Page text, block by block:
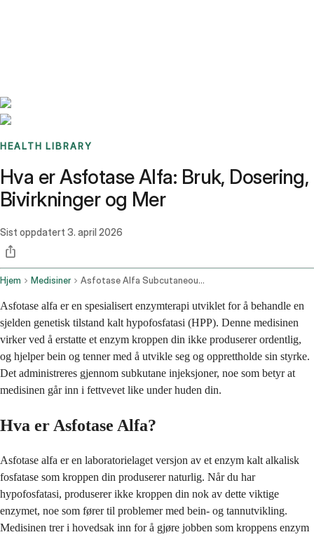
HEALTH LIBRARY
Hva er Asfotase Alfa: Bruk, Dosering,
Bivirkninger og Mer
Sist oppdatert 3. april 2026
Hjem Medisiner Asfotase Alfa Subcutaneous Route
Asfotase alfa er en spesialisert enzymterapi utviklet for å behandle en
sjelden genetisk tilstand kalt hypofosfatasi (HPP). Denne medisinen
virker ved å erstatte et enzym kroppen din ikke produserer ordentlig,
og hjelper bein og tenner med å utvikle seg og opprettholde sin styrke.
Det administreres gjennom subkutane injeksjoner, noe som betyr at
medisinen går inn i fettvevet like under huden din.
Hva er Asfotase Alfa?
Asfotase alfa er en laboratorielaget versjon av et enzym kalt alkalisk
fosfatase som kroppen din produserer naturlig. Når du har
hypofosfatasi, produserer ikke kroppen din nok av dette viktige
enzymet, noe som fører til problemer med bein- og tannutvikling.
Medisinen trer i hovedsak inn for å gjøre jobben som kroppens enzym